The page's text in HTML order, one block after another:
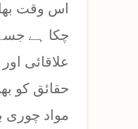
اس وقت
چکا ہے
علاقائی
حقائق کو
مواد چوری